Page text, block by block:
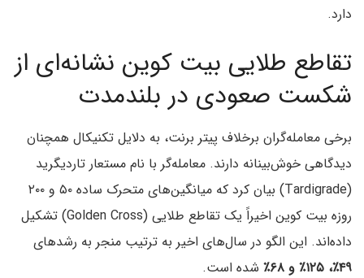
دارد.
تقاطع طلایی بیت کوین نشانه‌ای از
شکست صعودی در بلندمدت
برخی معامله‌گران برخلاف پیتر برنت، به دلایل تکنیکال همچنان
دیدگاهی خوش‌بینانه دارند. معامله‌گر با نام مستعار تاردیگرید
(Tardigrade) بیان کرد که میانگین‌های متحرک ساده ۵۰ و ۲۰۰
روزه بیت کوین اخیراً یک تقاطع طلایی (Golden Cross) تشکیل
داده‌اند. این الگو در سال‌های اخیر به ترتیب منجر به رشدهای
۴۹٪، ۱۲۵٪ و ۶۸٪
شده است.